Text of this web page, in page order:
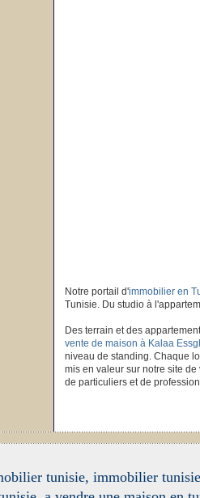
Notre portail d'immobilier en
Tunisie. Du studio à
Des terrain et des
vente de maison à Kalaa
niveau de standing. Chaque
mis en valeur sur notre site
de particuliers et de
tunisie, immobilier